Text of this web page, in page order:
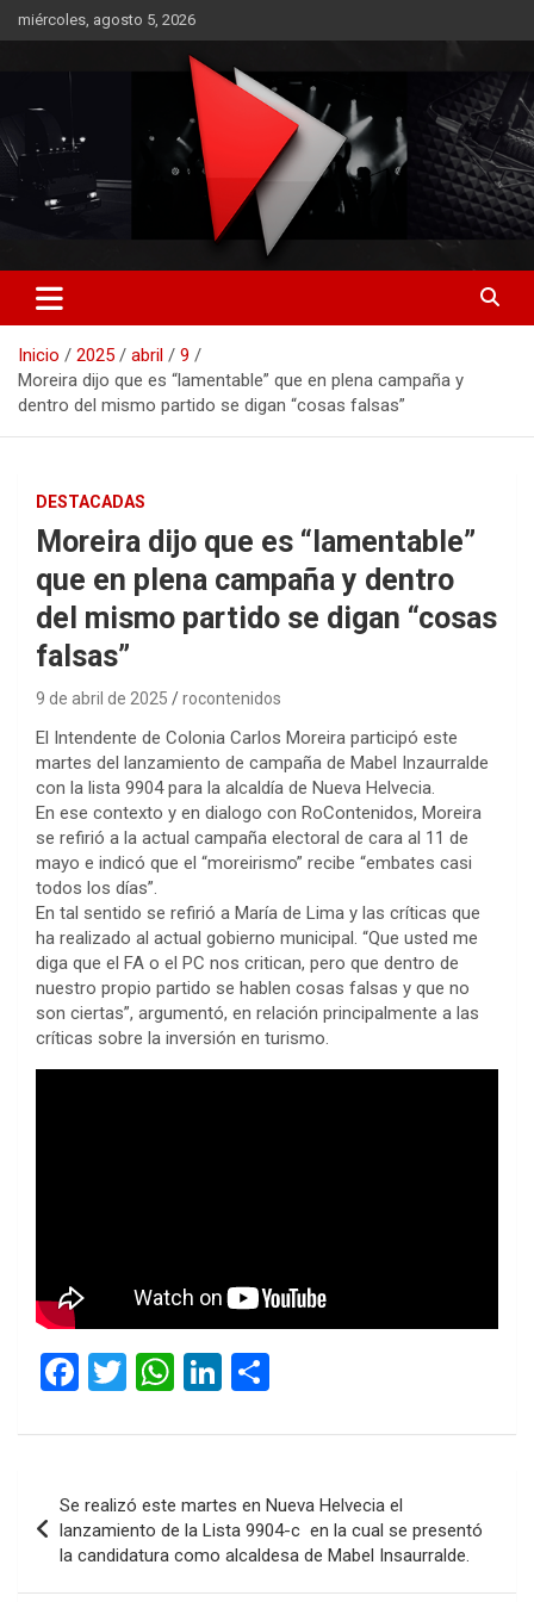
Saltar
al
miércoles, agosto 5, 2026
RO CONTENIDOS
Inicio 2025 abril
9
Moreira dijo que es “lamentable” que en plena campaña y
dentro del mismo partido se digan “cosas falsas”
DESTACADAS
Moreira dijo que es “lamentable”
que en plena campaña y dentro
del mismo partido se digan “cosas
falsas”
9 de abril de 2025 rocontenidos
El Intendente de Colonia Carlos Moreira participó este
martes del lanzamiento de campaña de Mabel Inzaurralde
con la lista 9904 para la alcaldía de Nueva Helvecia.
En ese contexto y en dialogo con RoContenidos, Moreira
se refirió a la actual campaña electoral de cara al 11 de
mayo e indicó que el “moreirismo” recibe “embates casi
todos los días”.
En tal sentido se refirió a María de Lima y las críticas que
ha realizado al actual gobierno municipal. “Que usted me
diga que el FA o el PC nos critican, pero que dentro de
nuestro propio partido se hablen cosas falsas y que no
son ciertas”, argumentó, en relación principalmente a las
críticas sobre la inversión en turismo.
F
ce
o
o
T
tt
er
W
at
A
p
Li
ke
n
m
p
ar
tir
de
entradas
Se realizó este martes en Nueva Helvecia el
lanzamiento de la Lista 9904-c en la cual se presentó
la candidatura como alcaldesa de Mabel Insaurralde.